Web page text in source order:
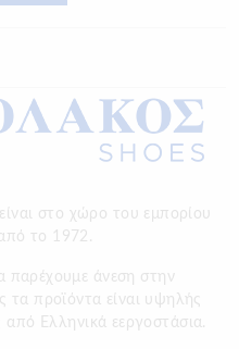
στο χώρο του εμπορίου
το 1972.
παρέχουμε άνεση στην
τα προϊόντα είναι υψηλής
από Ελληνικά εεργοστάσια.